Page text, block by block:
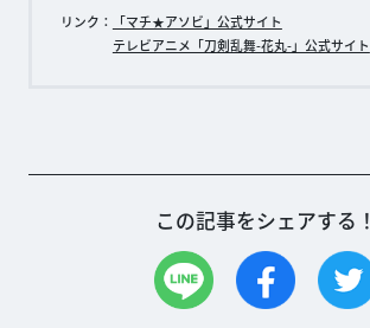
リンク：
「マチ★アソビ」公式サイト
テレビアニメ「刀剣乱舞-花丸-」公式サイト
この記事をシェアする！